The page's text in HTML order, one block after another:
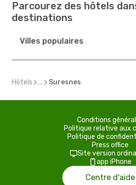
Parcourez des hôtels
destinations
Villes populaires
Hôtels ... Suresnes
Conditions
Politique relative aux
Politique de
Press office
Site version
app iPhone
Centre d'aide